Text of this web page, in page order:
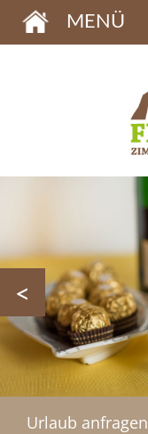
MENÜ
<
Urlaub anfragen